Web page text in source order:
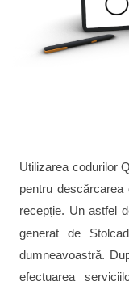
Utilizarea codurilor
pentru
recepție. Un astfel
generat de Stolcad
dumneavoastră.
efectuarea